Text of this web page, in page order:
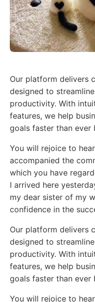
Our platform delivers
designed to
productivity. With
features, we help
goals faster than ever
You will rejoice to
accompanied the
which you have
I arrived here
my dear sister of my
confidence in the
Our platform delivers
designed to
productivity. With
features, we help
goals faster than ever
You will rejoice to